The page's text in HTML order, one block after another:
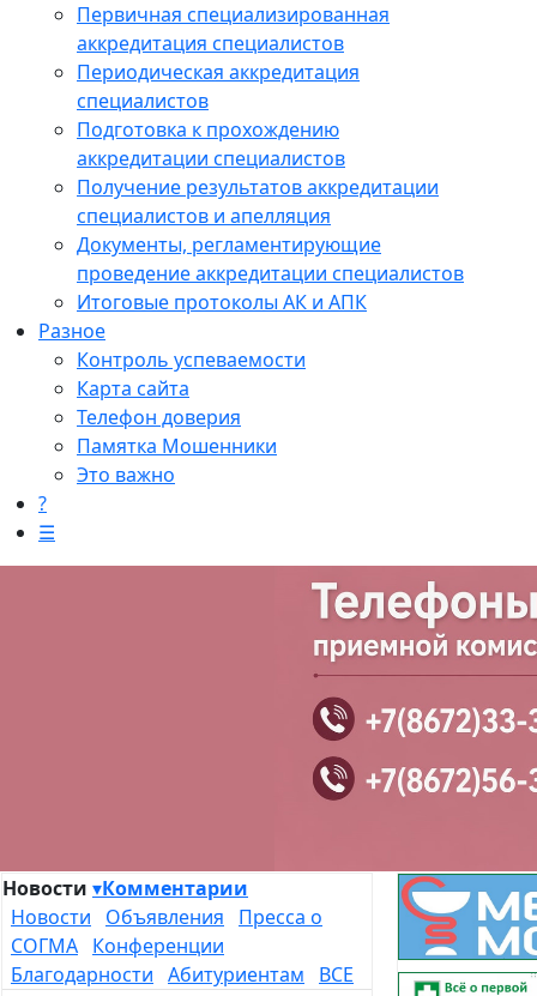
Первичная специализированная
аккредитация специалистов
Периодическая аккредитация
специалистов
Подготовка к прохождению
аккредитации специалистов
Получение результатов аккредитации
специалистов и апелляция
Документы, регламентирующие
проведение аккредитации специалистов
Итоговые протоколы АК и АПК
Разное
Контроль успеваемости
Карта сайта
Телефон доверия
Памятка Мошенники
Это важно
?
☰
Новости ▾Комментарии
Новости
Объявления
Пресса о
СОГМА Конференции
Благодарности Абитуриентам
ВСЕ